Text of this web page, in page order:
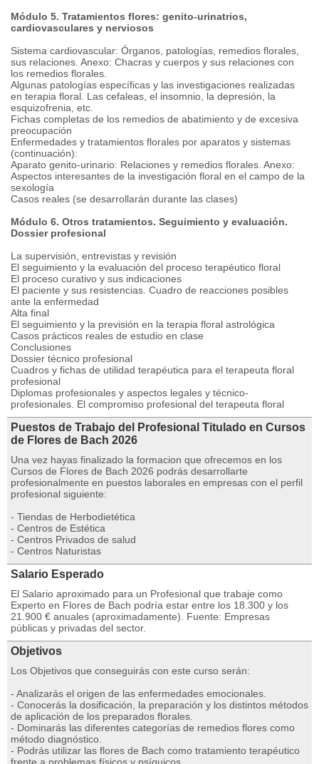
Módulo 5. Tratamientos flores: genito-urinatrios,
cardiovasculares y nerviosos
Sistema cardiovascular: Órganos, patologías, remedios florales,
sus relaciones. Anexo: Chacras y cuerpos y sus relaciones con
los remedios florales.
Algunas patologías específicas y las investigaciones realizadas
en terapia floral. Las cefaleas, el insomnio, la depresión, la
esquizofrenia, etc.
Fichas completas de los remedios de abatimiento y de excesiva
preocupación
Enfermedades y tratamientos florales por aparatos y sistemas
(continuación):
Aparato genito-urinario: Relaciones y remedios florales. Anexo:
Aspectos interesantes de la investigación floral en el campo de la
sexología
Casos reales (se desarrollarán durante las clases)
Módulo 6. Otros tratamientos. Seguimiento y evaluación.
Dossier profesional
La supervisión, entrevistas y revisión
El seguimiento y la evaluación del proceso terapéutico floral
El proceso curativo y sus indicaciones
El paciente y sus resistencias. Cuadro de reacciones posibles
ante la enfermedad
Alta final
El seguimiento y la previsión en la terapia floral astrológica
Casos prácticos reales de estudio en clase
Conclusiones
Dossier técnico profesional
Cuadros y fichas de utilidad terapéutica para el terapeuta floral
profesional
Diplomas profesionales y aspectos legales y técnico-
profesionales. El compromiso profesional del terapeuta floral
Puestos de Trabajo del Profesional Titulado en Cursos
de Flores de Bach 2026
Una vez hayas finalizado la formacion que ofrecemos en los
Cursos de Flores de Bach 2026 podrás desarrollarte
profesionalmente en puestos laborales en empresas con el perfil
profesional siguiente:
- Tiendas de Herbodietética
- Centros de Estética
- Centros Privados de salud
- Centros Naturistas
Salario Esperado
El Salario aproximado para un Profesional que trabaje como
Experto en Flores de Bach podría estar entre los 18.300 y los
21.900 € anuales (aproximadamente). Fuente: Empresas
públicas y privadas del sector.
Objetivos
Los Objetivos que conseguirás con este curso serán:
- Analizarás el origen de las enfermedades emocionales.
- Conocerás la dosificación, la preparación y los distintos métodos
de aplicación de los preparados florales.
- Dominarás las diferentes categorías de remedios flores como
método diagnóstico.
- Podrás utilizar las flores de Bach como tratamiento terapéutico